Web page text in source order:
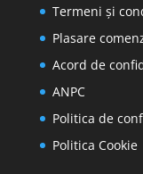
Termeni și
Plasare
Acord de
ANPC
Politica de
Politica Cookie